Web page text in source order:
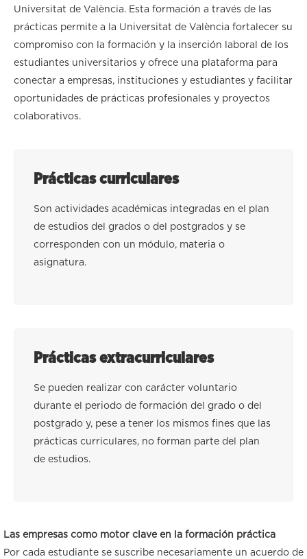
Universitat de València. Esta formación a través de las
prácticas permite a la Universitat de València fortalecer su
compromiso con la formación y la inserción laboral de los
estudiantes universitarios y ofrece una plataforma para
conectar a empresas, instituciones y estudiantes y facilitar
oportunidades de prácticas profesionales y proyectos
colaborativos.
Prácticas curriculares
Son actividades académicas integradas en el plan
de estudios del grados o del postgrados y se
corresponden con un módulo, materia o
asignatura.
Prácticas extracurriculares
Se pueden realizar con carácter voluntario
durante el periodo de formación del grado o del
postgrado y, pese a tener los mismos fines que las
prácticas curriculares, no forman parte del plan
de estudios.
Las empresas como motor clave en la formación práctica
Por cada estudiante se suscribe necesariamente un acuerdo de